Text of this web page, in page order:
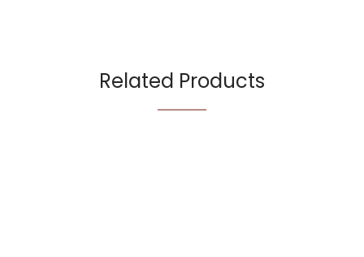
Related Products